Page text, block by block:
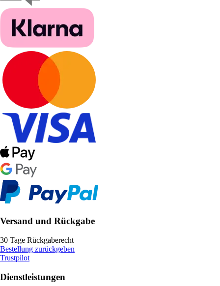
Versand und Rückgabe
30 Tage Rückgaberecht
Bestellung zurückgeben
Trustpilot
Dienstleistungen